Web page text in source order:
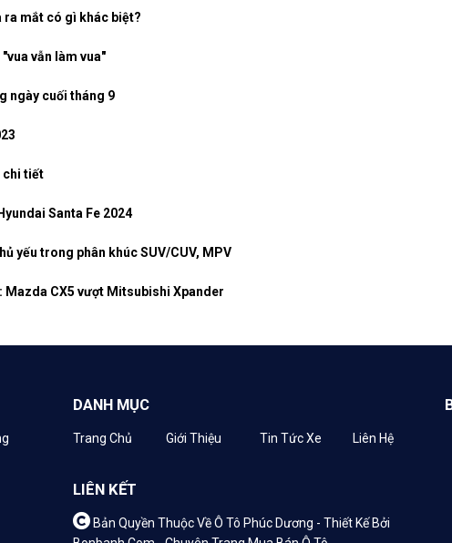
ra mắt có gì khác biệt?
vẫn làm vua"
ngày cuối tháng 9
chi tiết
Santa Fe 2024
yếu trong phân khúc SUV/CUV, MPV
Mazda CX5 vượt Mitsubishi Xpander
DANH MỤC
Trang Chủ Giới Thiệu Tin Tức Xe Liên Hệ
LIÊN KẾT
Bản Quyền Thuộc Về Ô Tô Phúc Dương - Thiết Kế Bởi